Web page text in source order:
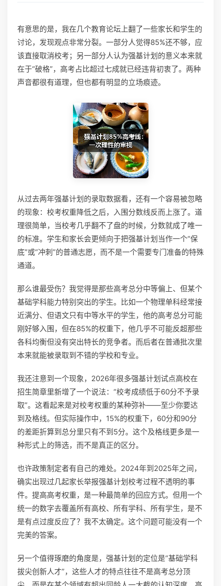
有意思的是，我在几个教育论坛上翻了一些家长和学生的
讨论，发现观点非常分裂。一部分人觉得85%还不够，应
该直接取消校考；另一部分人认为强基计划的意义本来就
在于“破格”，高考占比超过七成就已经违背初衷了。两种
声音都很有道理，但也都有明显的立场痕迹。
从过去两年强基计划的录取数据看，还有一个容易被忽略
的现象：校考权重降低之后，入围分数线反而上涨了。道
理很简单，当校考几乎翻不了盘的时候，分数就成了唯一
的标准。学生和家长会更倾向于把强基计划当作一个“保
底”或“冲刺”的普通志愿，而不是一个需要专门准备的特殊
通道。
那么谁最受伤？我觉得是那些高考总分中等偏上、但某个
基础学科能力特别突出的学生。比如一个物理单科经常接
近满分、但语文只有中等水平的学生，他的高考总分可能
刚好够入围，但在85%的权重下，他几乎不可能反超那些
各科均衡但没有突出特长的竞争者。而后者在普通批次里
本来就能被录取到不错的学校和专业。
我还注意到一个现象，2026年很多强基计划试点高校在
招生简章里新增了一个说法：“校考成绩低于60分不予录
取”。这看起来是对校考权重的某种弥补——至少你要达
到及格线。但实际操作中，15%的权重下，60分和90分
的差距折算到总分里只有不到5分。这个及格线更多是一
种形式上的筛选，而不是真正的区分。
也许政策制定者有自己的难处。2024年到2025年之间，
确实出现过几起家长举报强基计划校考过程不透明的事
件。提高高考权重，是一种最简单的回应方式。但用一个
统一的数字去覆盖所有高校、所有学科、所有学生，是不
是有点过度反应了？我不太确定。这个问题可能没有一个
完美的答案。
另一个值得琢磨的角度是，强基计划的定位是“基础学科
拔尖创新人才”，这些人才的特点往往不是高考总分顶